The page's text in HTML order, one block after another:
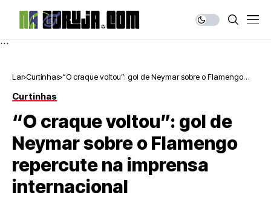
```
Lar Curtinhas “O craque voltou”: gol de Neymar sobre o Flamengo
Curtinhas
“O craque voltou”: gol de
Neymar sobre o Flamengo
repercute na imprensa
internacional